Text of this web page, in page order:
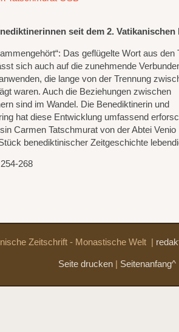
seit dem 2. Vatikanischen
Das geflügelte Wort aus den
sich auch auf die zunehmende
die lange von der Trennung
waren. Auch die Beziehungen zwischen
sind im Wandel. Die Benediktinerin und
hat diese Entwicklung umfassend
Carmen Tatschmurat von der Abtei Venio
benediktinischer Zeitgeschichte
268
Zeitschrift - Monastische Welt
Seite drucken Seitenanfang^